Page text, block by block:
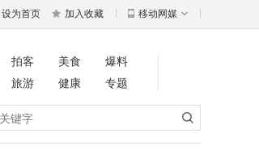
设为首页 加入收藏 移动网媒
拍客 美食
爆料
旅游 健康
专题